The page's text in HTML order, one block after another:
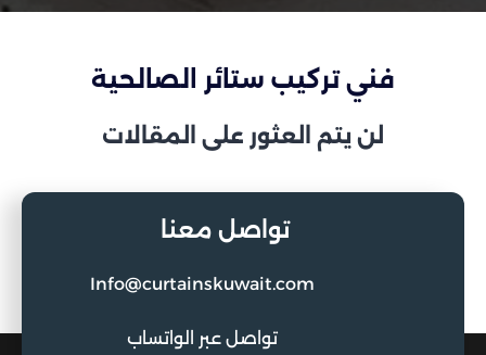
فني تركيب ستائر الصالحية
لن يتم العثور على المقالات
تواصل معنا
Info@curtainskuwait.com
تواصل عبر الواتساب